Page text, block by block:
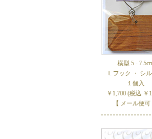
横型 5 -
Ｌフック ・ シ
１個入
￥1,700 (税込 ￥
【 メール便可